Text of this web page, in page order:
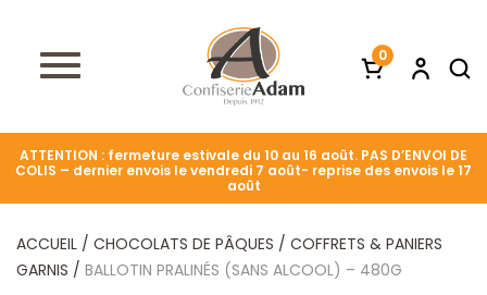
0
ATTENTION : fermeture estivale du 10 au 16 août. PAS D’ENVOI DE
COLIS – dernier envois le vendredi 7 août- reprise des envois le 17
août
ACCUEIL / CHOCOLATS DE PÂQUES / COFFRETS & PANIERS
GARNIS / BALLOTIN PRALINÉS (SANS ALCOOL) – 480G